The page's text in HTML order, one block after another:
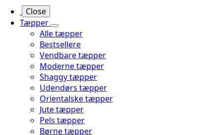
Close
Tæpper
Alle tæpper
Bestsellere
Vendbare tæpper
Moderne tæpper
Shaggy tæpper
Udendørs tæpper
Orientalske tæpper
Jute tæpper
Pels tæpper
Børne tæpper